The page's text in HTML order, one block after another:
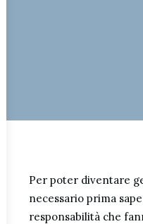
Per poter diventare
necessario prima
responsabilità che